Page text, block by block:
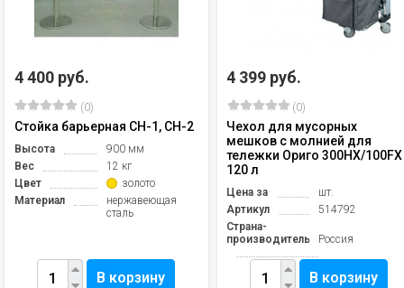
4 400 руб.
(0)
Стойка барьерная СН-1, СН-2
Высота
900 мм
Вес
12 кг
Цвет
золото
Материал
нержавеющая
сталь
В корзину
4 399 руб.
(0)
Чехол для мусорных
мешков с молнией для
тележки Ориго 300НХ/100FX
120 л
Цена за
шт.
Артикул
514792
Страна-
производитель
Россия
В корзину